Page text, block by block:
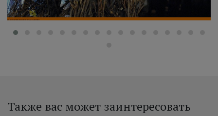
Также вас может заинтересовать